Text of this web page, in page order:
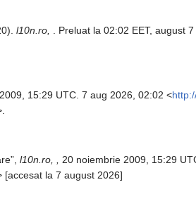
l10n.ro, . Preluat la 02:02 EET, august
2009, 15:29 UTC. 7 aug 2026, 02:02 <
l10n.ro, , 20 noiembrie 2009, 15:29
[accesat la 7 august 2026]